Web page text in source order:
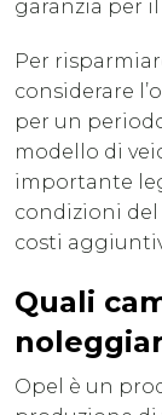
garanzia per
Per
considerare
per un
modello di
importante
condizioni
costi
Quali
Opel è un